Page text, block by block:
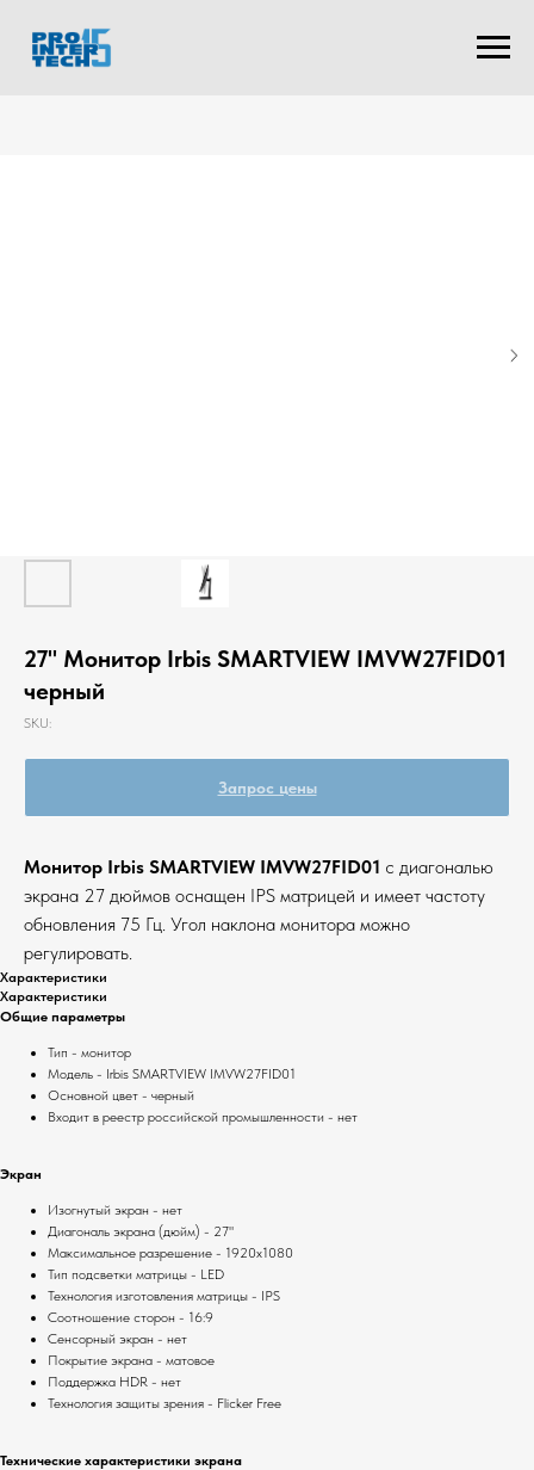
27" Монитор Irbis SMARTVIEW IMVW27FID01
черный
SKU:
Запрос цены
Монитор Irbis SMARTVIEW IMVW27FID01 с диагональю
экрана 27 дюймов оснащен IPS матрицей и имеет частоту
обновления 75 Гц. Угол наклона монитора можно
регулировать.
Характеристики
Характеристики
Общие параметры
Тип - монитор
Модель - Irbis SMARTVIEW IMVW27FID01
Основной цвет - черный
Входит в реестр российской промышленности - нет
Экран
Изогнутый экран - нет
Диагональ экрана (дюйм) - 27"
Максимальное разрешение - 1920x1080
Тип подсветки матрицы - LED
Технология изготовления матрицы - IPS
Соотношение сторон - 16:9
Сенсорный экран - нет
Покрытие экрана - матовое
Поддержка HDR - нет
Технология защиты зрения - Flicker Free
Технические характеристики экрана